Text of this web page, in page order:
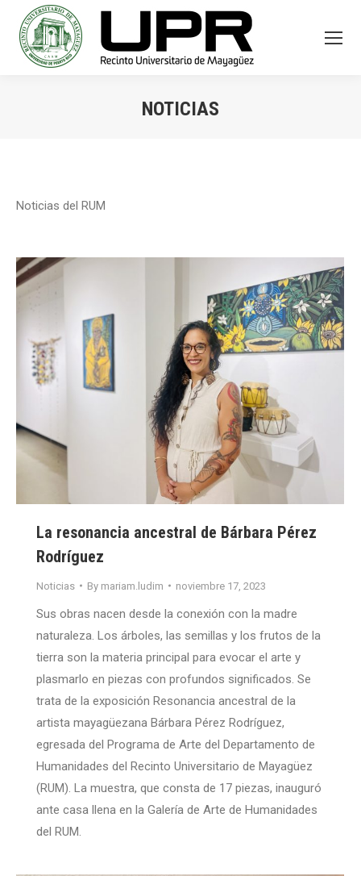
NOTICIAS
Noticias del RUM
La resonancia ancestral de Bárbara Pérez
Rodríguez
Noticias By mariam.ludim noviembre 17, 2023
Sus obras nacen desde la conexión con la madre
naturaleza. Los árboles, las semillas y los frutos de la
tierra son la materia principal para evocar el arte y
plasmarlo en piezas con profundos significados. Se
trata de la exposición Resonancia ancestral de la
artista mayagüezana Bárbara Pérez Rodríguez,
egresada del Programa de Arte del Departamento de
Humanidades del Recinto Universitario de Mayagüez
(RUM). La muestra, que consta de 17 piezas, inauguró
ante casa llena en la Galería de Arte de Humanidades
del RUM.